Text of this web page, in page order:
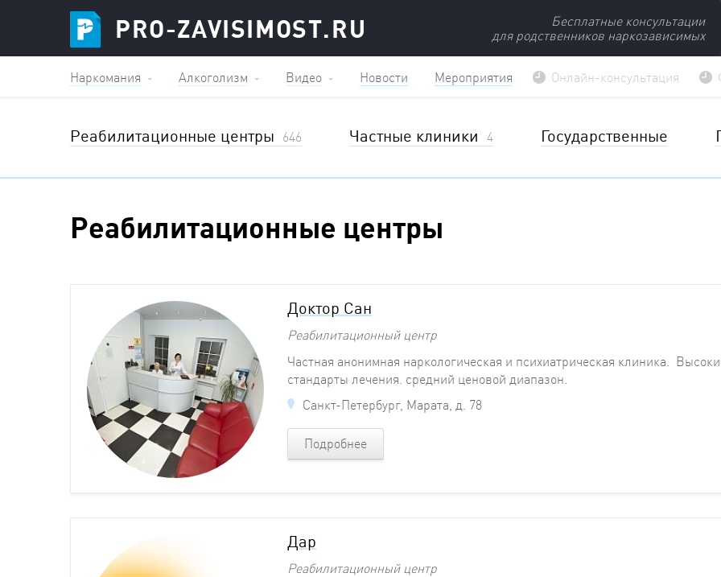
PRO-ZAVISIMOST.RU
Бесплатные консультации
для родственников наркозависимых
Наркомания Алкоголизм Видео Новости Мероприятия Онлайн-консультация
Реабилитационные центры 646 Частные клиники 4 Государственные
Реабилитационные центры
Доктор Сан
Реабилитационный центр
Частная анонимная наркологическая и психиатрическая клиника.
стандарты лечения. средний ценовой диапазон.
Санкт-Петербург, Марата, д. 78
Подробнее
Дар
Реабилитационный центр